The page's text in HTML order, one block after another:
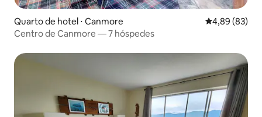
Quarto de hotel ⋅ Canmore 4,89 de uma
4,89 (83)
Centro de Canmore — 7 hóspedes